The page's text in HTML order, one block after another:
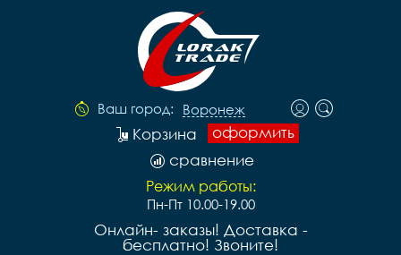
Ваш город: Воронеж
оформить
Корзина
сравнение
Режим работы:
Пн-Пт 10.00-19.00
Онлайн- заказы! Доставка -
бесплатно! Звоните!